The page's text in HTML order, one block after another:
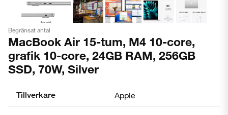
Begränsat antal
MacBook Air 15-tum, M4 10-core,
grafik 10-core, 24GB RAM, 256GB
SSD, 70W, Silver
Tillverkare Apple